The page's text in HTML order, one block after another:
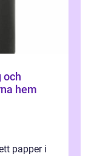
hem
papper i